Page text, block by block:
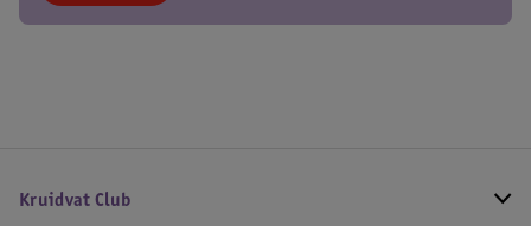
Kruidvat Club